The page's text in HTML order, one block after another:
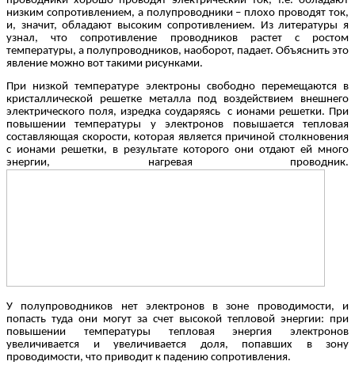
низким сопротивлением, а полупроводники – плохо проводят ток,
и, значит, обладают высоким сопротивлением. Из литературы я
узнал, что сопротивление проводников растет с ростом
температуры, а полупроводников, наоборот, падает. Объяснить это
явление можно вот такими рисунками.
При низкой температуре электроны свободно перемещаются в
кристаллической решетке металла под воздействием внешнего
электрического поля, изредка соударяясь с ионами решетки. При
повышении температуры у электронов повышается тепловая
составляющая скорости, которая является причиной столкновения
с ионами решетки, в результате которого они отдают ей много
энергии, нагревая проводник.
У полупроводников нет электронов в зоне проводимости, и
попасть туда они могут за счет высокой тепловой энергии: при
повышении температуры тепловая энергия электронов
увеличивается и увеличивается доля, попавших в зону
проводимости, что приводит к падению сопротивления.